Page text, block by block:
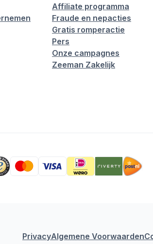
Affiliate programma
Fraude en nepacties
Gratis romperactie
Pers
Onze campagnes
Zeeman Zakelijk
PrivacyAlgemene Voorwaarden